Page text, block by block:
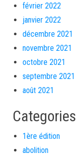
février 2022
janvier 2022
décembre 2021
novembre 2021
octobre 2021
septembre 2021
août 2021
Categories
1ère édition
abolition